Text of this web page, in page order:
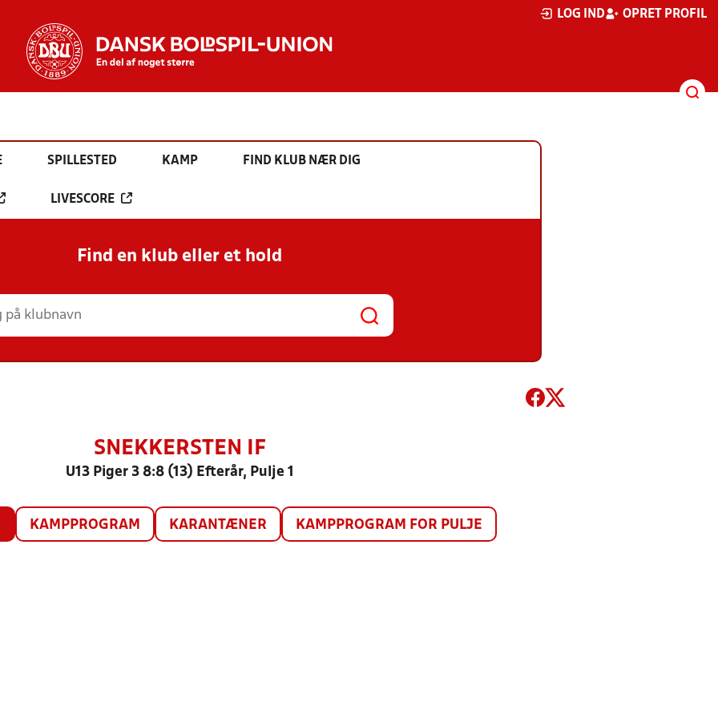
LOG IND OPRET PROFIL
SPILLESTED KAMP FIND KLUB NÆR DIG
LIVESCORE
Find en klub eller et hold
SNEKKERSTEN IF
U13 Piger 3 8:8 (13) Efterår, Pulje 1
KAMPPROGRAM KARANTÆNER KAMPPROGRAM FOR PULJE